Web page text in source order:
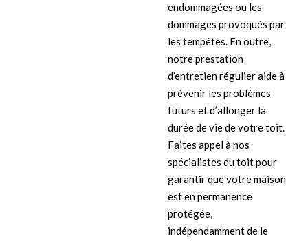
endommagées ou les
dommages provoqués par
les tempêtes. En outre,
notre prestation
d’entretien régulier aide à
prévenir les problèmes
futurs et d’allonger la
durée de vie de votre toit.
Faites appel à nos
spécialistes du toit pour
garantir que votre maison
est en permanence
protégée,
indépendamment de le